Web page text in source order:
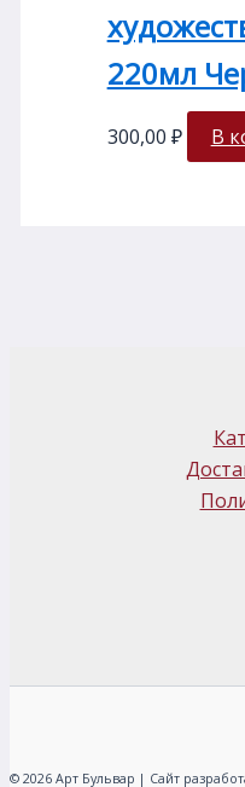
220мл
300,00 ₽ В
© 2026 Арт Бульвар | Сайт